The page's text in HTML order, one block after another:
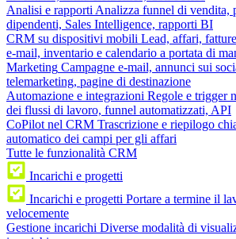
Analisi e rapporti Analizza funnel di vendita,
dipendenti, Sales Intelligence, rapporti BI
CRM su dispositivi mobili Lead, affari,
e-mail, inventario e calendario a portata di
Marketing Campagne e-mail, annunci sui
telemarketing, pagine di destinazione
Automazione e integrazioni Regole e trigger
dei flussi di lavoro, funnel automatizzati, API
CoPilot nel CRM Trascrizione e riepilogo
automatico dei campi per gli affari
Tutte le funzionalità CRM
Incarichi e progetti
Incarichi e progetti Portare a termine il
velocemente
Gestione incarichi Diverse modalità di